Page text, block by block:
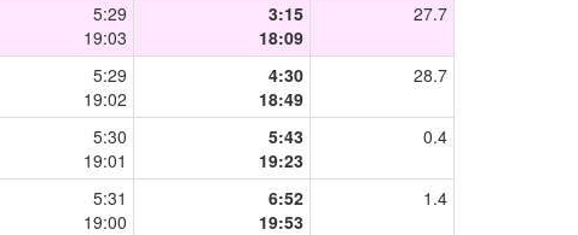
5:29
19:03
3:15
18:09
27.7
5:29
19:02
4:30
18:49
28.7
5:30
19:01
5:43
19:23
0.4
5:31
19:00
6:52
19:53
1.4